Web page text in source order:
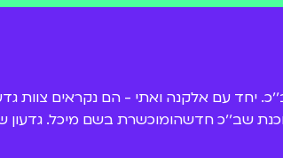
שב׳׳כ חדשהומוכשרת בשם מיכל.